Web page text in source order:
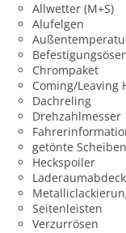
Allwetter (M+S)
Alufelgen
Chrompaket
Coming/Leaving
Dachreling
Drehzahlmesser
getönte
Heckspoiler
Seitenleisten
Verzurrösen